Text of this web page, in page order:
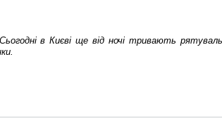
в Києві ще від ночі тривають